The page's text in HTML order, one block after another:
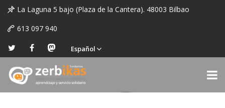
La Laguna 5 bajo (Plaza de la Cantera). 48003 Bilbao
613 097 940
Español